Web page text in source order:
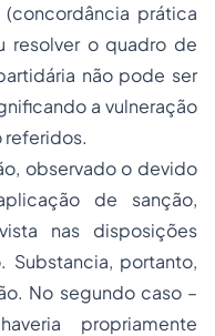
prática
resolver o quadro de
não pode ser
a vulneração
referidos.
observado o devido
de sanção,
nas disposições
Substancia, portanto,
No segundo caso –
propriamente